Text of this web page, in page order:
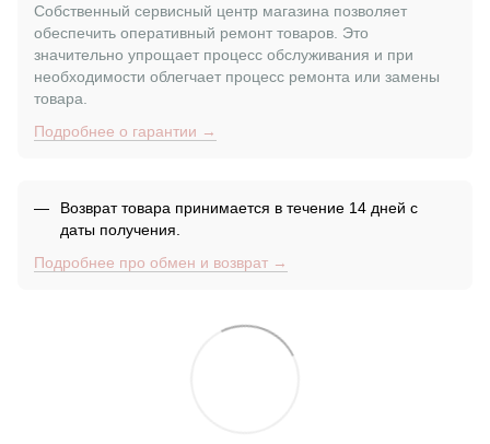
Собственный сервисный центр магазина позволяет
обеспечить оперативный ремонт товаров. Это
значительно упрощает процесс обслуживания и при
необходимости облегчает процесс ремонта или замены
товара.
Подробнее о гарантии →
Возврат товара принимается в течение 14 дней с
даты получения.
Подробнее про обмен и возврат →